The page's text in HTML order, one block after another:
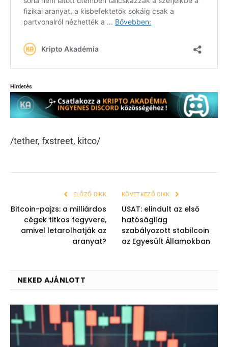
Hirdetés
/tether, fxstreet, kitco/
ELŐZŐ CIKK
Bitcoin-pajzs: a milliárdos
cégek titkos fegyvere,
amivel letarolhatják az
aranyat?
KÖVETKEZŐ CIKK
USAT: elindult az első
hatóságilag
szabályozott stabilcoin
az Egyesült Államokban
NEKED AJÁNLOTT